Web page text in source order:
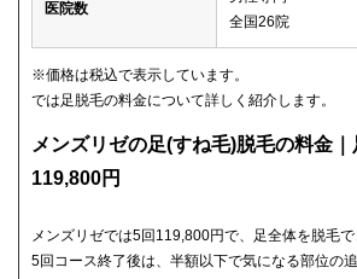
医院数
全国26院
※価格は税込で表示しています。
では足脱毛の料金について詳しく紹介します。
メンズリゼの足(すね毛)脱毛の料金｜
119,800円
メンズリゼでは5回119,800円で、足全体を脱毛で
5回コース終了後は、半額以下で気になる部位の